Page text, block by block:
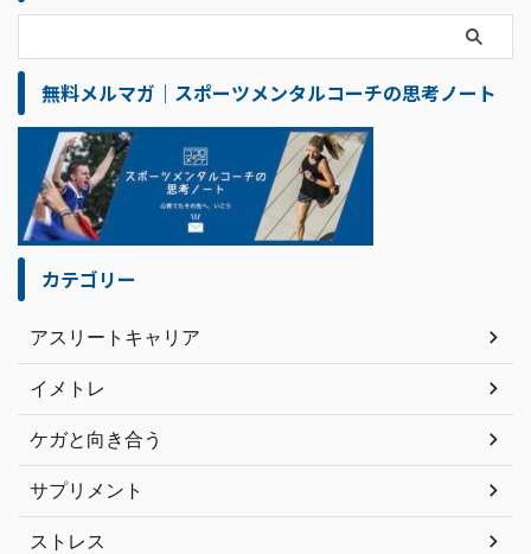
無料メルマガ｜スポーツメンタルコーチの思考ノート
カテゴリー
アスリートキャリア
イメトレ
ケガと向き合う
サプリメント
ストレス